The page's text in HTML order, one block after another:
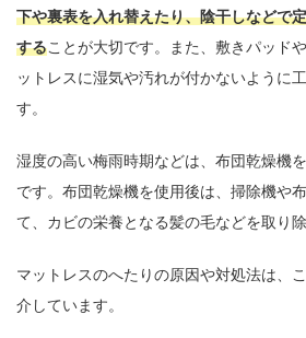
下や裏表を入れ替えたり、陰干しなどで
することが大切です。また、敷きパッド
ットレスに湿気や汚れが付かないように
す。
湿度の高い梅雨時期などは、布団乾燥機
です。布団乾燥機を使用後は、掃除機や
て、カビの栄養となる髪の毛などを取り除
マットレスのへたりの原因や対処法は、
介しています。